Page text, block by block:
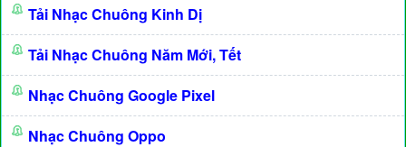
Tải Nhạc Chuông Kinh Dị
Tải Nhạc Chuông Năm Mới, Tết
Nhạc Chuông Google Pixel
Nhạc Chuông Oppo